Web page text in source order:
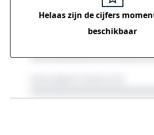
Helaas zijn de cijfers
beschikbaar